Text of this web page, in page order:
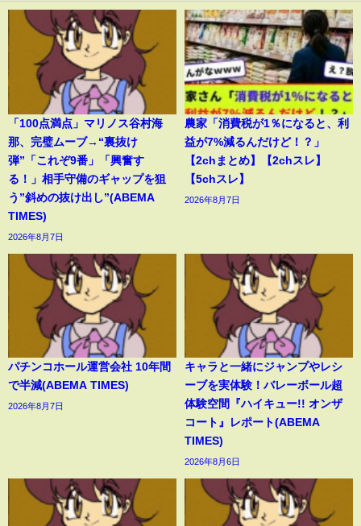
「100点満点」マリノス谷村海
那、完璧ムーブ→“裏抜け
弾”「これぞ9番」「興奮す
る！」相手守備のギャップを狙
う”斜めの抜け出し”(ABEMA
TIMES)
2026年8月7日
農家「消費税が1％になると、利
益が7%減るんだけど！？」
【2chまとめ】【2chスレ】
【5chスレ】
2026年8月7日
パチンコホール運営会社 10年間
で半減(ABEMA TIMES)
2026年8月7日
キャラと一緒にジャンプやレシ
ーブを実体験！バレーボール超
体験空間『ハイキュー!! オンザ
コート』レポート(ABEMA
TIMES)
2026年8月6日